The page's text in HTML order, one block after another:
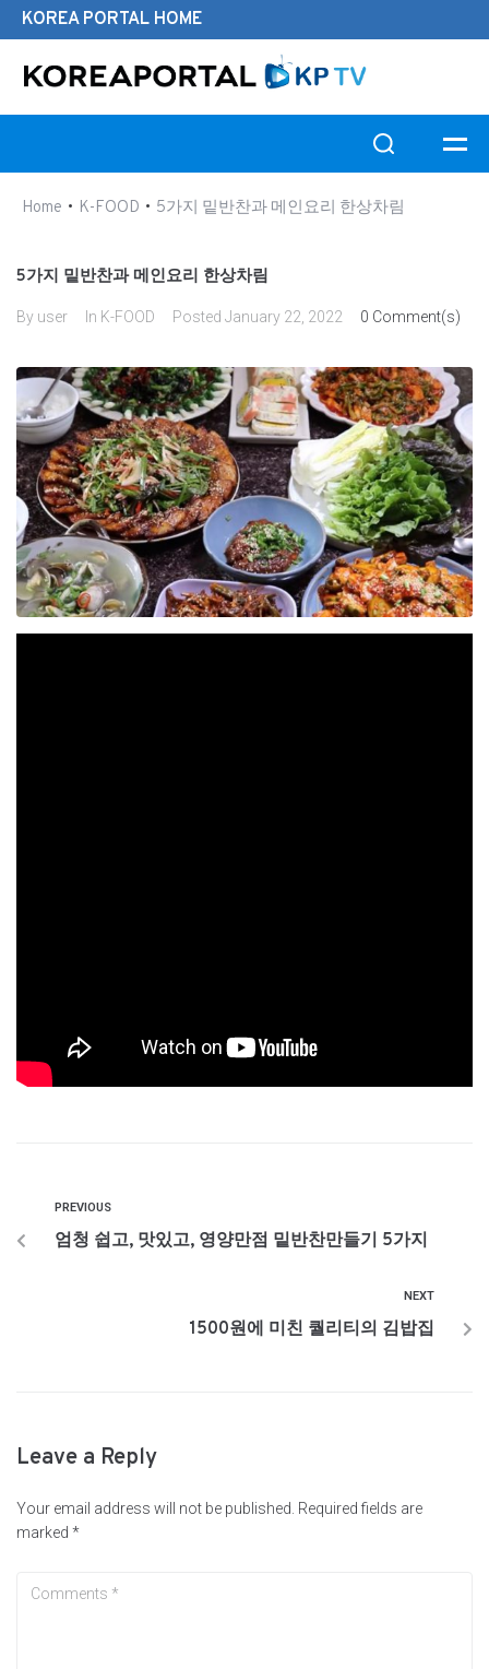
KOREA PORTAL HOME
Home • K-FOOD • 5가지 밑반찬과 메인요리 한상차림
5가지 밑반찬과 메인요리 한상차림
By user In K-FOOD Posted January 22, 2022 0 Comment(s)
PREVIOUS
엄청 쉽고, 맛있고, 영양만점 밑반찬만들기 5가지
NEXT
1500원에 미친 퀄리티의 김밥집
Leave a Reply
Your email address will not be published. Required fields are
marked *